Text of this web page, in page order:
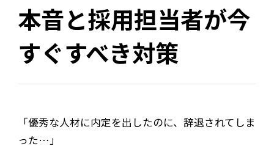
本音と採用担当者が今
すぐすべき対策
「優秀な人材に内定を出したのに、辞退されてしま
った…」